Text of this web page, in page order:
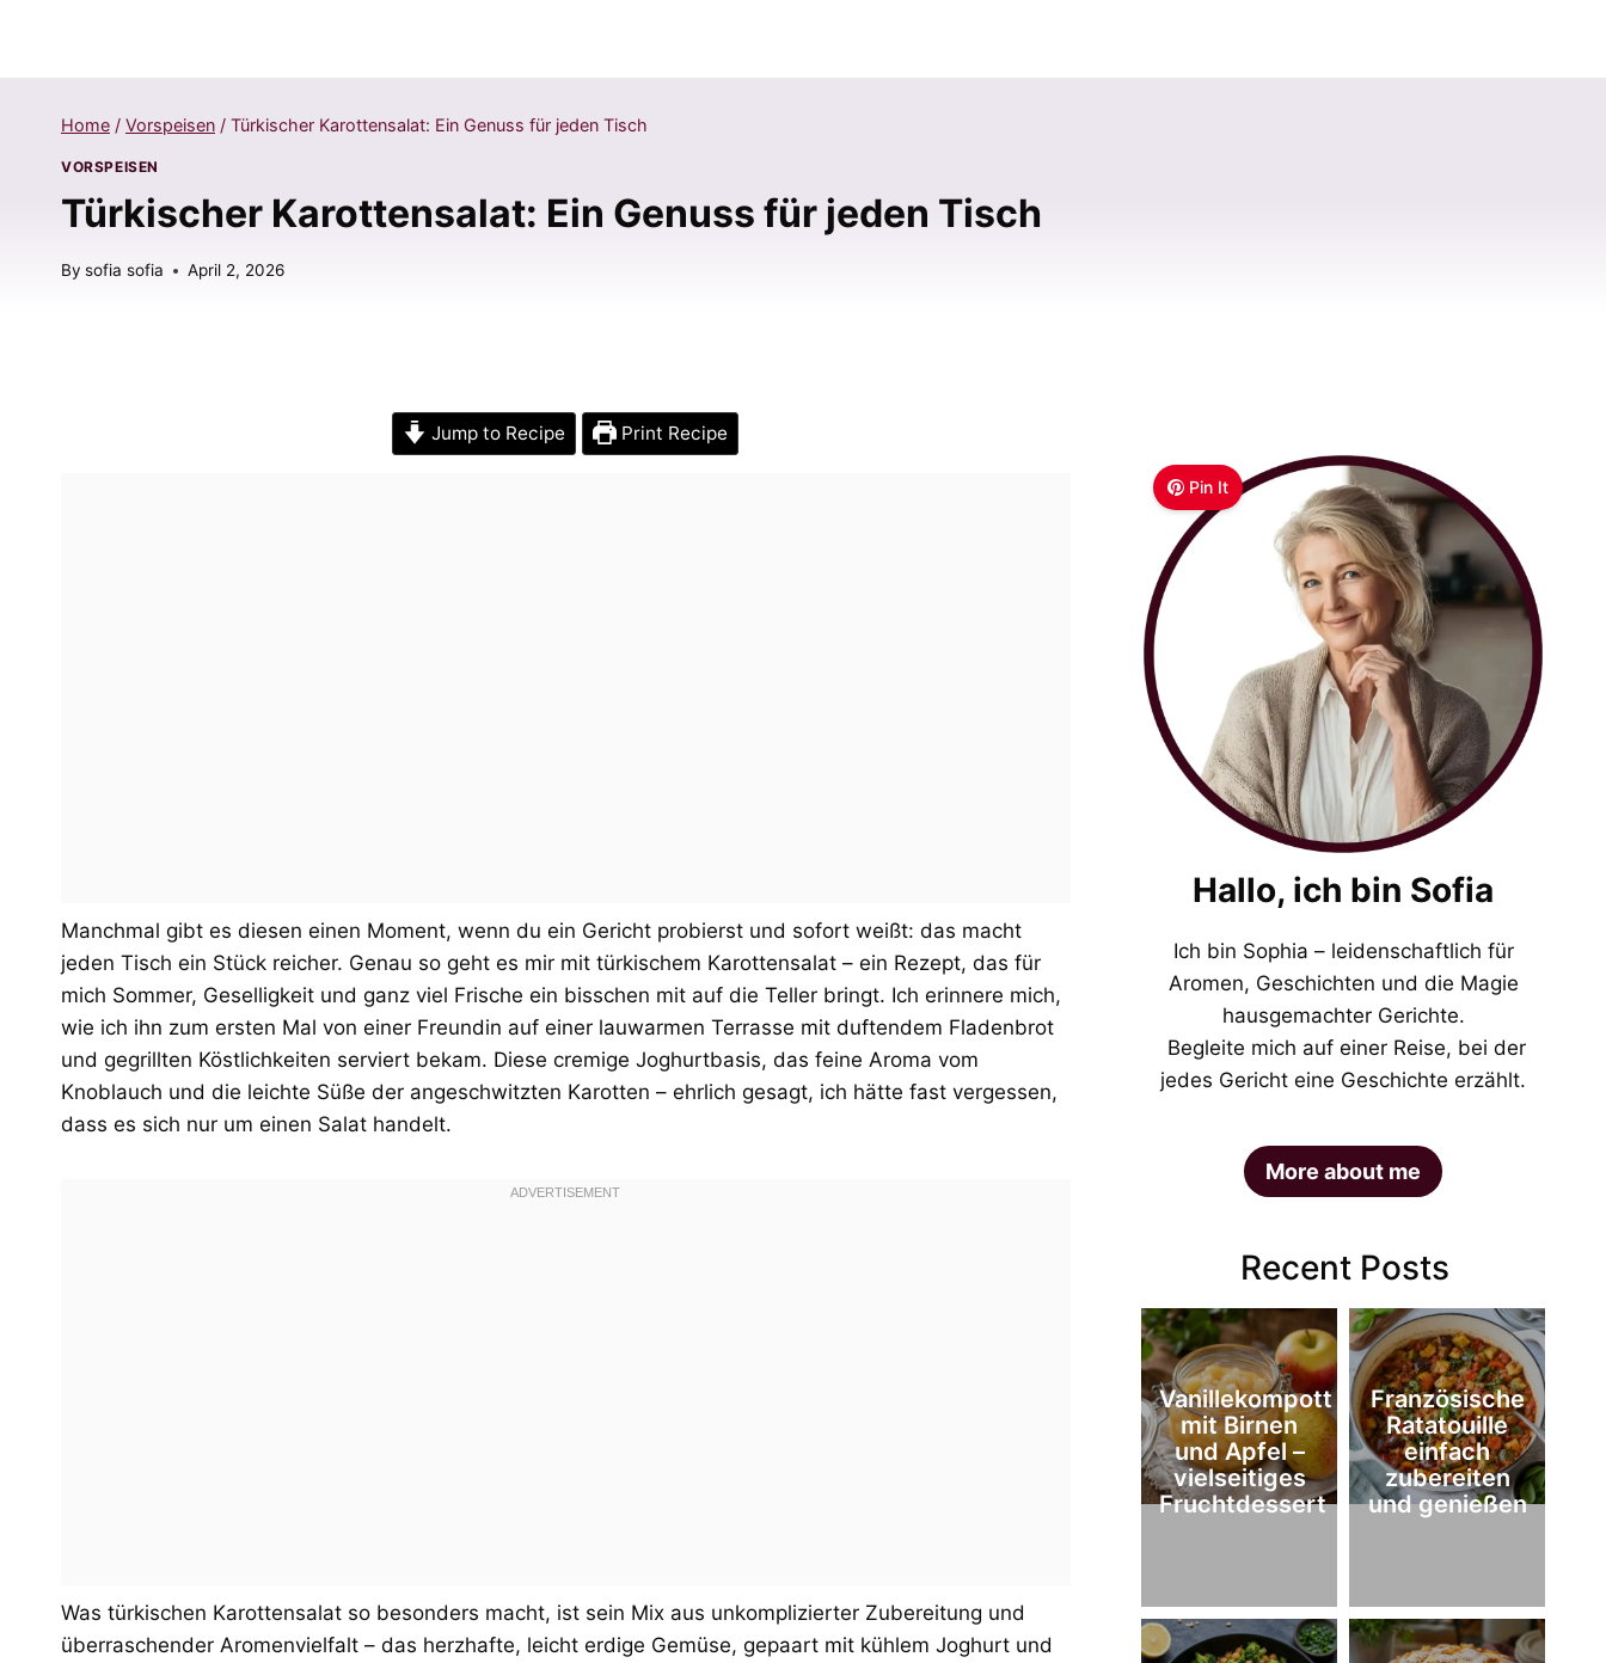
Home / Vorspeisen / Türkischer Karottensalat: Ein Genuss für jeden Tisch
VORSPEISEN
Türkischer Karottensalat: Ein Genuss für jeden Tisch
By sofia sofia April 2, 2026
Jump to Recipe Print Recipe
Manchmal gibt es diesen einen Moment, wenn du ein Gericht probierst und sofort weißt: das macht
jeden Tisch ein Stück reicher. Genau so geht es mir mit türkischem Karottensalat – ein Rezept, das für
mich Sommer, Geselligkeit und ganz viel Frische ein bisschen mit auf die Teller bringt. Ich erinnere mich,
wie ich ihn zum ersten Mal von einer Freundin auf einer lauwarmen Terrasse mit duftendem Fladenbrot
und gegrillten Köstlichkeiten serviert bekam. Diese cremige Joghurtbasis, das feine Aroma vom
Knoblauch und die leichte Süße der angeschwitzten Karotten – ehrlich gesagt, ich hätte fast vergessen,
dass es sich nur um einen Salat handelt.
Was türkischen Karottensalat so besonders macht, ist sein Mix aus unkomplizierter Zubereitung und
überraschender Aromenvielfalt – das herzhafte, leicht erdige Gemüse, gepaart mit kühlem Joghurt und
Pin It
Hallo, ich bin Sofia
Ich bin Sophia – leidenschaftlich für
Aromen, Geschichten und die Magie
hausgemachter Gerichte.
Begleite mich auf einer Reise, bei der
jedes Gericht eine Geschichte erzählt.
More about me
Recent Posts
Vanillekompott
mit Birnen
und Apfel –
vielseitiges
Fruchtdessert
Französische
Ratatouille
einfach
zubereiten
und genießen